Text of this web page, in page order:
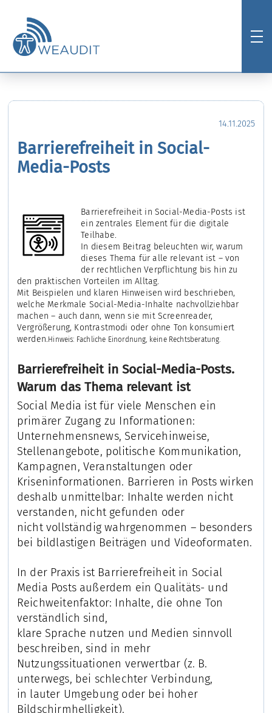
14.11.2025
Barrierefreiheit in Social-
Media-Posts
Barrierefreiheit in Social-Media-Posts ist
ein zentrales Element für die digitale
Teilhabe.
In diesem Beitrag beleuchten wir, warum
dieses Thema für alle relevant ist – von
der rechtlichen Verpflichtung bis hin zu
den praktischen Vorteilen im Alltag.
Mit Beispielen und klaren Hinweisen wird beschrieben,
welche Merkmale Social-Media-Inhalte nachvollziehbar
machen – auch dann, wenn sie mit Screenreader,
Vergrößerung, Kontrastmodi oder ohne Ton konsumiert
werden.Hinweis: Fachliche Einordnung, keine Rechtsberatung.
Barrierefreiheit in Social-Media-Posts.
Warum das Thema relevant ist
Social Media ist für viele Menschen ein
primärer Zugang zu Informationen:
Unternehmensnews, Servicehinweise,
Stellenangebote, politische Kommunikation,
Kampagnen, Veranstaltungen oder
Kriseninformationen. Barrieren in Posts wirken
deshalb unmittelbar: Inhalte werden nicht
verstanden, nicht gefunden oder
nicht vollständig wahrgenommen – besonders
bei bildlastigen Beiträgen und Videoformaten.
In der Praxis ist Barrierefreiheit in Social
Media Posts außerdem ein Qualitäts- und
Reichweitenfaktor: Inhalte, die ohne Ton
verständlich sind,
klare Sprache nutzen und Medien sinnvoll
beschreiben, sind in mehr
Nutzungssituationen verwertbar (z. B.
unterwegs, bei schlechter Verbindung,
in lauter Umgebung oder bei hoher
Bildschirmhelligkeit).